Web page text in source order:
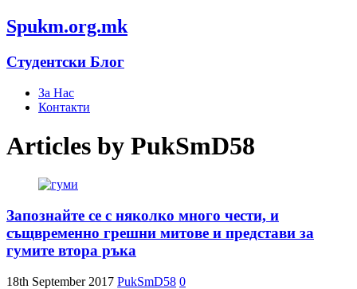
Spukm.org.mk
Студентски Блог
За Нас
Контакти
Articles by PukSmD58
Запознайте се с няколко много чести, и
същвременно грешни митове и представи за
гумите втора ръка
18th September 2017 PukSmD58 0